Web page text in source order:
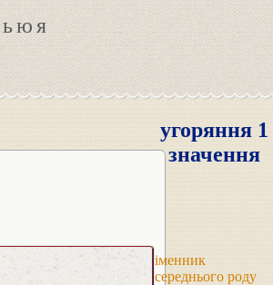
ьюя
угоряння 1
значення
іменник
середнього роду